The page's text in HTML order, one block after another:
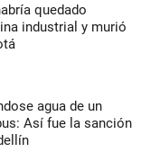
quedado
industrial y murió
agua de un
Así fue la sanción